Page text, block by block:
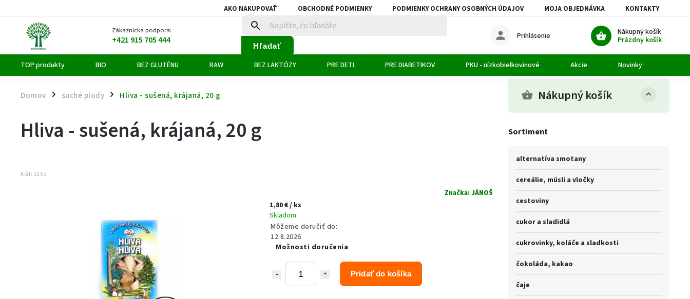
AKO NAKUPOVAŤ OBCHODNÉ PODMIENKY PODMIENKY OCHRANY OSOBNÝCH ÚDAJOV MOJA OBJEDNÁVKA KONTAKTY
Zákaznícka podpora:
+421 915 705 444 Hľadať
Nákupný košík
Prázdny košík
Prihlásenie
TOP produkty BIO BEZ GLUTÉNU RAW BEZ LAKTÓZY PRE DETI PRE DIABETIKOV PKU - nízkobielkovinové Akcie Novinky
Domov / suché plody / Hliva - sušená, krájaná, 20 g Nákupný košík
Sortiment
alternatíva smotany
cereálie, müsli a vločky
cestoviny
cukor a sladidlá
cukrovinky, koláče a sladkosti
čokoláda, kakao
čaje
Hliva - sušená, krájaná, 20 g
Kód: 2163
Značka:JÁNOŠ
1,80 €/ ks
Skladom
Môžeme doručiť do:
12.8.2026
Možnosti doručenia
Pridať do košíka